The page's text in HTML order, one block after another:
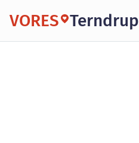
VORES Terndrup